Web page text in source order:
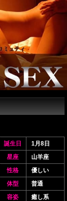
誕生日
1月8日
星座
山羊座
性格
優しい
体型
普通
容姿 癒し系